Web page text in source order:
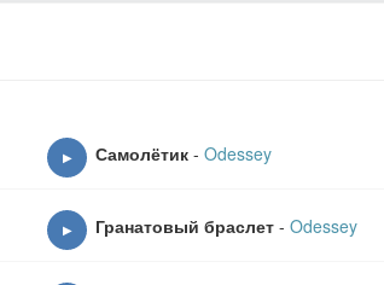
▶ Самолётик - Odessey
▶ Гранатовый браслет - Odessey